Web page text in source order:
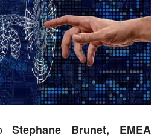
Stephane Brunet, EMEA